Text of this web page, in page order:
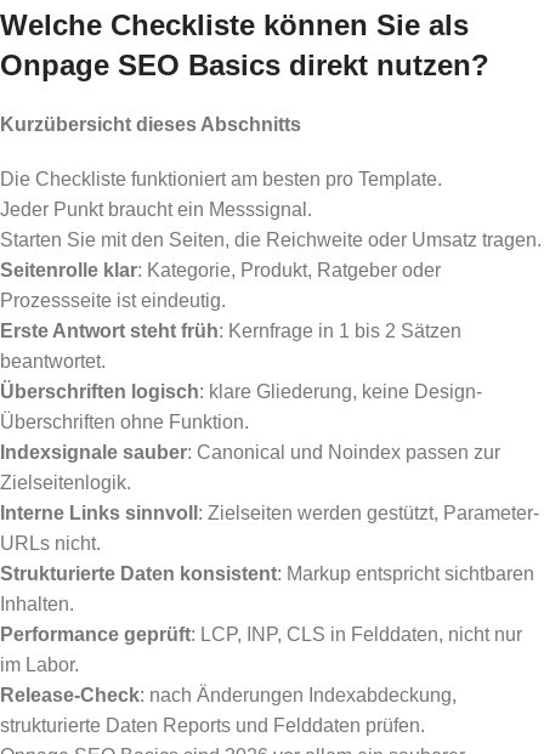
Welche Checkliste können Sie als
Onpage SEO Basics direkt nutzen?
Kurzübersicht dieses Abschnitts
Die Checkliste funktioniert am besten pro Template.
Jeder Punkt braucht ein Messsignal.
Starten Sie mit den Seiten, die Reichweite oder Umsatz tragen.
Seitenrolle klar: Kategorie, Produkt, Ratgeber oder
Prozessseite ist eindeutig.
Erste Antwort steht früh: Kernfrage in 1 bis 2 Sätzen
beantwortet.
Überschriften logisch: klare Gliederung, keine Design-
Überschriften ohne Funktion.
Indexsignale sauber: Canonical und Noindex passen zur
Zielseitenlogik.
Interne Links sinnvoll : Zielseiten werden gestützt, Parameter-
URLs nicht.
Strukturierte Daten konsistent: Markup entspricht sichtbaren
Inhalten.
Performance geprüft: LCP, INP, CLS in Felddaten, nicht nur
im Labor.
Release-Check: nach Änderungen Indexabdeckung,
strukturierte Daten Reports und Felddaten prüfen.